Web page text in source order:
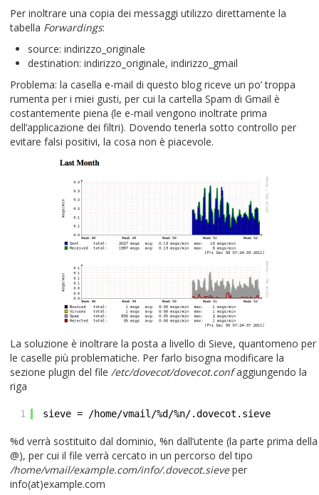
Per inoltrare una copia dei messaggi utilizzo direttamente la
tabella Forwardings:
source: indirizzo_originale
destination: indirizzo_originale, indirizzo_gmail
Problema: la casella e-mail di questo blog riceve un po’ troppa
rumenta per i miei gusti, per cui la cartella Spam di Gmail è
costantemente piena (le e-mail vengono inoltrate prima
dell’applicazione dei filtri). Dovendo tenerla sotto controllo per
evitare falsi positivi, la cosa non è piacevole.
La soluzione è inoltrare la posta a livello di Sieve, quantomeno per
le caselle più problematiche. Per farlo bisogna modificare la
sezione plugin del file /etc/dovecot/dovecot.confaggiungendo la
riga
1 sieve = /home/vmail/%d/%n/.dovecot.sieve
%d verrà sostituito dal dominio, %n dall’utente (la parte prima della
@), per cui il file verrà cercato in un percorso del tipo
/home/vmail/example.com/info/.dovecot.sieveper
info(at)example.com